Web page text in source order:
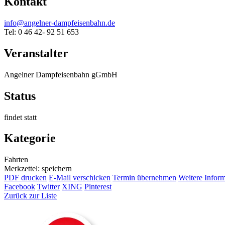
info@angelner-dampfeisenbahn.de
Tel: 0 46 42- 92 51 653
Veranstalter
Angelner Dampfeisenbahn gGmbH
Status
findet statt
Kategorie
Fahrten
Merkzettel: speichern
PDF drucken E-Mail verschicken Termin übernehmen Weitere
Facebook Twitter XING Pinterest
Zurück zur Liste